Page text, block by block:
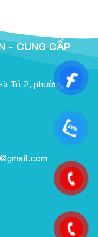
- CUNG CẤP
Trì 2, phường Hà